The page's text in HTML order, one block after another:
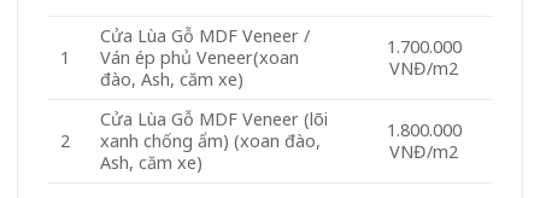
1
Cửa Lùa Gỗ MDF Veneer /
Ván ép phủ Veneer(xoan
đào, Ash, căm xe)
1.700.000
VNĐ/m2
2
Cửa Lùa Gỗ MDF Veneer (lõi
xanh chống ẩm) (xoan đào,
Ash, căm xe)
1.800.000
VNĐ/m2